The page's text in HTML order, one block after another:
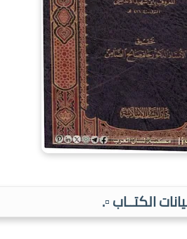
الكتــاب ▫️.